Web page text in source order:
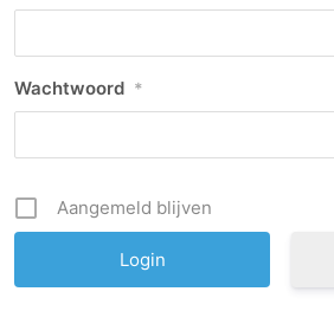
Wachtwoord *
Aangemeld blijven